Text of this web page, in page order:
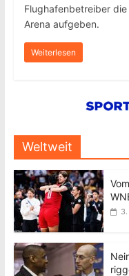
Flughafenbetreiber
Arena aufgeben.
Weiterlesen
Weltweit